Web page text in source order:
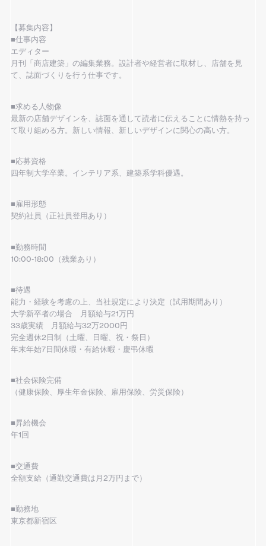
【募集内容】
■仕事内容
エディター
月刊「商店建築」の編集業務。設計者や経営者に取材し、店舗を見
て、誌面づくりを行う仕事です。
■求める人物像
最新の店舗デザインを、誌面を通して読者に伝えることに情熱を持っ
て取り組める方。新しい情報、新しいデザインに関心の高い方。
■応募資格
四年制大学卒業。インテリア系、建築系学科優遇。
■雇用形態
契約社員（正社員登用あり）
■勤務時間
10:00‐18:00（残業あり）
■待遇
能力・経験を考慮の上、当社規定により決定（試用期間あり）
大学新卒者の場合 月額給与21万円
33歳実績 月額給与32万2000円
完全週休2日制（土曜、日曜、祝・祭日）
年末年始7日間休暇・有給休暇・慶弔休暇
■社会保険完備
（健康保険、厚生年金保険、雇用保険、労災保険）
■昇給機会
年1回
■交通費
全額支給（通勤交通費は月2万円まで）
■勤務地
東京都新宿区